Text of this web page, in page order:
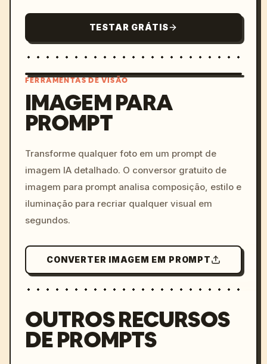
TESTAR GRÁTIS
colors, 8k --v 6.0
FERRAMENTAS DE VISÃO
IMAGEM PARA
PROMPT
Transforme qualquer foto em um prompt de
imagem IA detalhado. O conversor gratuito de
imagem para prompt analisa composição, estilo e
iluminação para recriar qualquer visual em
segundos.
CONVERTER IMAGEM EM PROMPT
OUTROS RECURSOS
DE PROMPTS